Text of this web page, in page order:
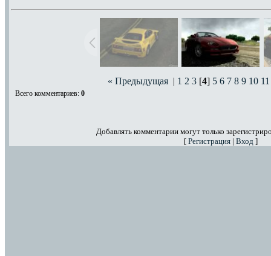
« Предыдущая| 1 2 3[4] 5 6 7 8 9 10 11
Всего комментариев: 0
Добавлять комментарии могут только
[ Регистрация | Вход ]